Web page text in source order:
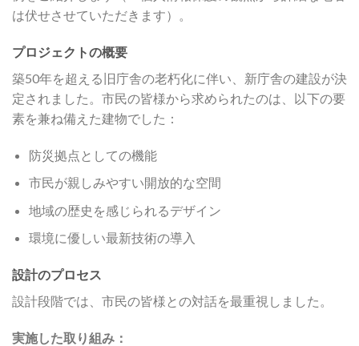
は伏せさせていただきます）。
プロジェクトの概要
築50年を超える旧庁舎の老朽化に伴い、新庁舎の建設が決
定されました。市民の皆様から求められたのは、以下の要
素を兼ね備えた建物でした：
防災拠点としての機能
市民が親しみやすい開放的な空間
地域の歴史を感じられるデザイン
環境に優しい最新技術の導入
設計のプロセス
設計段階では、市民の皆様との対話を最重視しました。
実施した取り組み：